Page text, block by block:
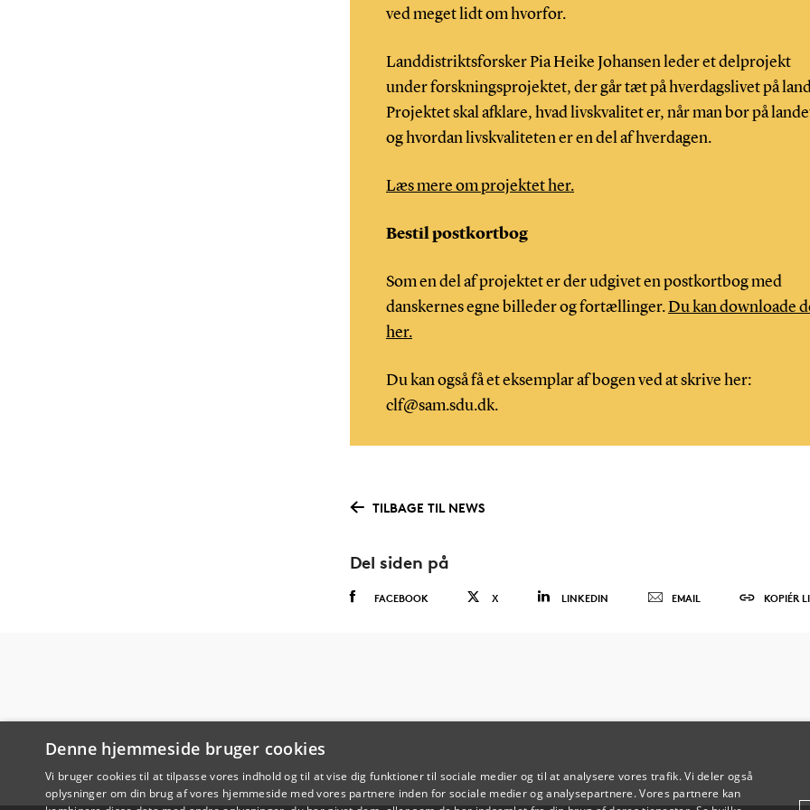
ved meget lidt om hvorfor.
Landdistriktsforsker Pia Heike Johansen leder et delprojekt
under forskningsprojektet, der går tæt på hverdagslivet på
Projektet skal afklare, hvad livskvalitet er, når man bor på
og hvordan livskvaliteten er en del af hverdagen.
Læs mere om projektet her.
Bestil postkortbog
Som en del af projektet er der udgivet en postkortbog med
danskernes egne billeder og fortællinger.Du kan downloade
her.
Du kan også få et eksemplar af bogen ved at skrive her:
clf@sam.sdu.dk.
TILBAGE TIL NEWS
Del siden på
FACEBOOK X LINKEDIN EMAIL KOPIÉR
Denne hjemmeside bruger cookies
Vi bruger cookies til at tilpasse vores indhold og til at vise dig funktioner til sociale medier og til at analysere vores trafik. Vi deler også
oplysninger om din brug af vores hjemmeside med vores partnere inden for sociale medier og analysepartnere. Vores partnere kan